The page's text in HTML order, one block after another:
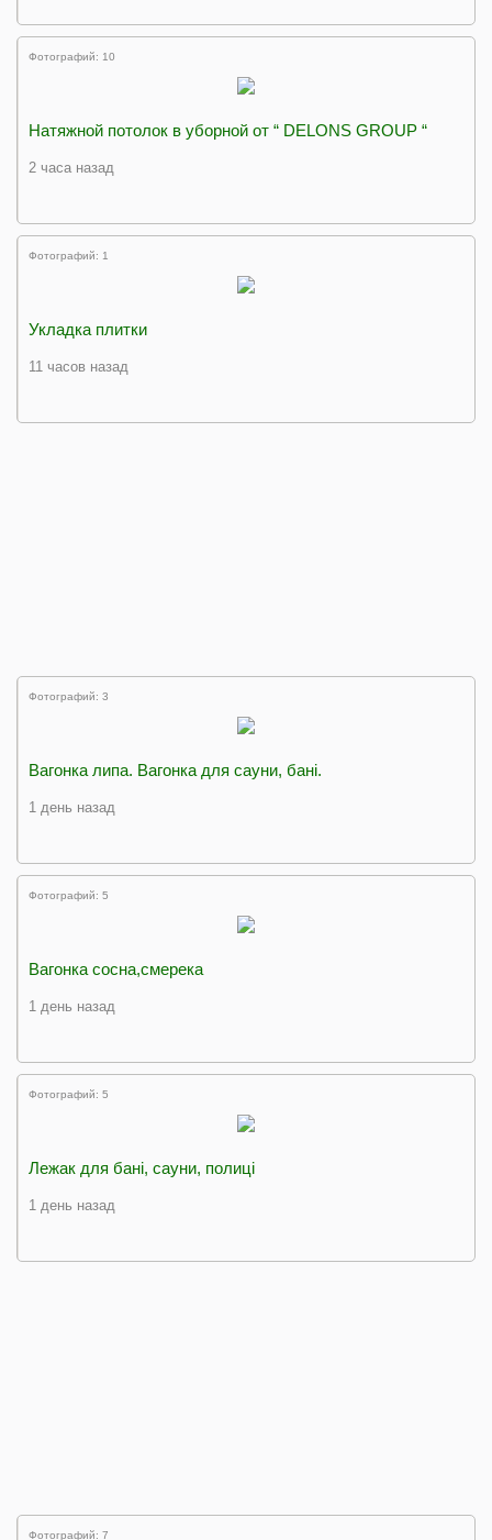
Фотографий: 10
Натяжной потолок в уборной от “ DELONS GROUP “
2 часа назад
Фотографий: 1
Укладка плитки
11 часов назад
Фотографий: 3
Вагонка липа. Вагонка для сауни, бані.
1 день назад
Фотографий: 5
Вагонка сосна,смерека
1 день назад
Фотографий: 5
Лежак для бані, сауни, полиці
1 день назад
Фотографий: 7